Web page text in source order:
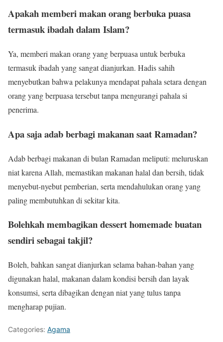
Apakah memberi makan orang berbuka puasa
termasuk ibadah dalam Islam?
Ya, memberi makan orang yang berpuasa untuk berbuka
termasuk ibadah yang sangat dianjurkan. Hadis sahih
menyebutkan bahwa pelakunya mendapat pahala setara dengan
orang yang berpuasa tersebut tanpa mengurangi pahala si
penerima.
Apa saja adab berbagi makanan saat Ramadan?
Adab berbagi makanan di bulan Ramadan meliputi: meluruskan
niat karena Allah, memastikan makanan halal dan bersih, tidak
menyebut-nyebut pemberian, serta mendahulukan orang yang
paling membutuhkan di sekitar kita.
Bolehkah membagikan dessert homemade buatan
sendiri sebagai takjil?
Boleh, bahkan sangat dianjurkan selama bahan-bahan yang
digunakan halal, makanan dalam kondisi bersih dan layak
konsumsi, serta dibagikan dengan niat yang tulus tanpa
mengharap pujian.
Categories: Agama